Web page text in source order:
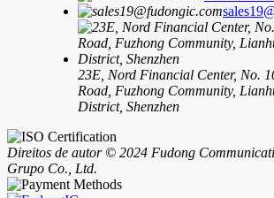
23E, Nord Financial Center, No.
Road, Fuzhong Community,
District, Shenzhen
Direitos de autor © 2024 Fudong
Grupo Co., Ltd.